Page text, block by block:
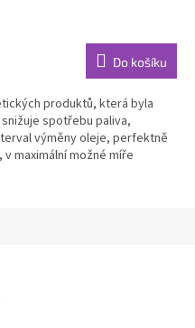
Do košíku
produktů, která byla
spotřebu paliva,
výměny oleje, perfektně
maximální možné míře